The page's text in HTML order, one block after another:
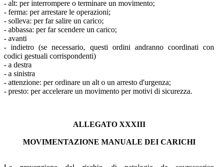
- alt: per interrompere o terminare un movimento;
- ferma: per arrestare le operazioni;
- solleva: per far salire un carico;
- abbassa: per far scendere un carico;
- avanti
- indietro (se necessario, questi ordini andranno coordinati con
codici gestuali corrispondenti)
- a destra
- a sinistra
- attenzione: per ordinare un alt o un arresto d'urgenza;
- presto: per accelerare un movimento per motivi di sicurezza.
ALLEGATO XXXIII
MOVIMENTAZIONE MANUALE DEI CARICHI